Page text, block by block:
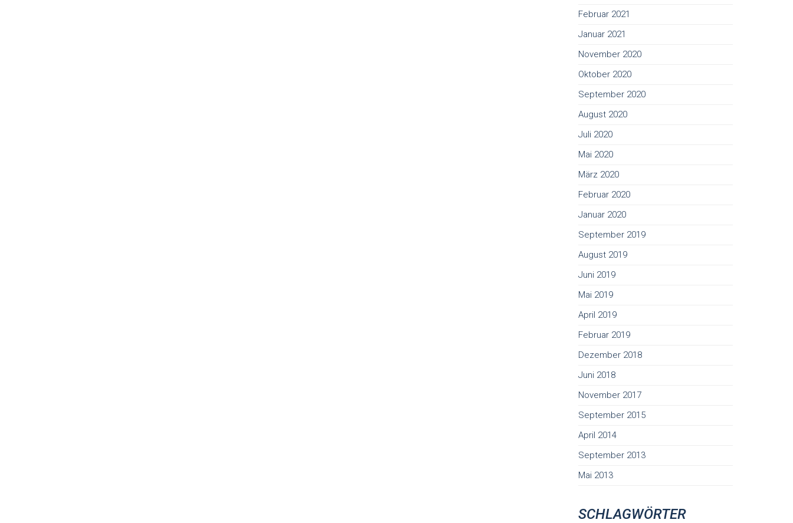
Februar 2021
Januar 2021
November 2020
Oktober 2020
September 2020
August 2020
Juli 2020
Mai 2020
März 2020
Februar 2020
Januar 2020
September 2019
August 2019
Juni 2019
Mai 2019
April 2019
Februar 2019
Dezember 2018
Juni 2018
November 2017
September 2015
April 2014
September 2013
Mai 2013
SCHLAGWÖRTER